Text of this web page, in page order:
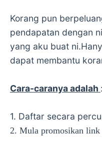
Korang pun
pendapatan dengan
yang aku buat
dapat membantu
Cara-caranya adalah :
1. Daftar secara
2. Mula promosikan